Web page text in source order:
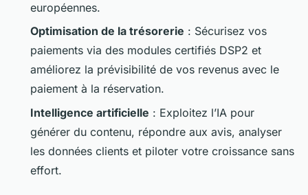
européennes.
Optimisation de la trésorerie : Sécurisez vos
paiements via des modules certifiés DSP2 et
améliorez la prévisibilité de vos revenus avec le
paiement à la réservation.
Intelligence artificielle : Exploitez l’IA pour
générer du contenu, répondre aux avis, analyser
les données clients et piloter votre croissance sans
effort.